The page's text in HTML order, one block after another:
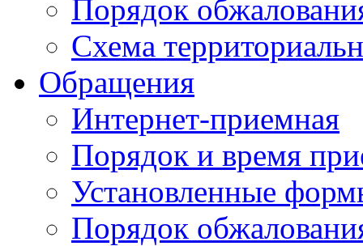
Порядок
Схема
Обращения
Интернет-приемная
Порядок и время
Установленные
Порядок